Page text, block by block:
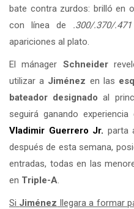
bate contra zurdos: brilló en
con línea de .300/.370/.471
apariciones al plato.
El mánager Schneider
utilizar a Jiménez en las
bateador designado al
seguirá ganando experiencia
Vladimir Guerrero Jr. parta
después de esta semana,
entradas, todas en las
en Triple-A.
Si Jiménez llegara a formar